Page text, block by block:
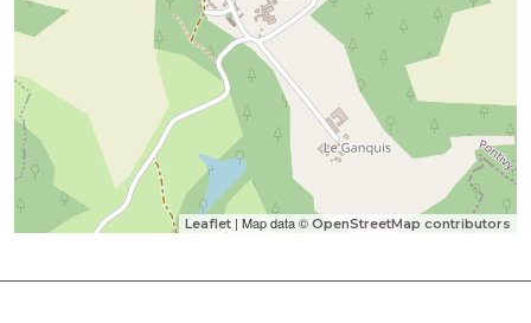
Leaflet | Map data © OpenStreetMap contributors